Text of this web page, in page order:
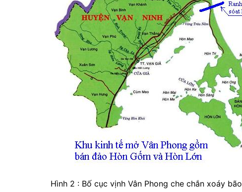
Hình 2 : Bố cục vịnh Vân Phong che chắn xoáy